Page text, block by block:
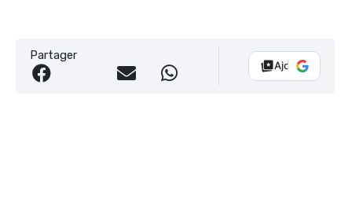
Partager
Ajouter Vélo